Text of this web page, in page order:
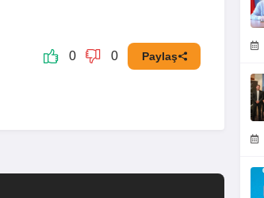
0 0 Paylaş